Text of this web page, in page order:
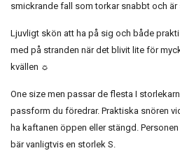
smickrande fall som torkar snabbt och är
Ljuvligt skön att ha på sig och både
med på stranden när det blivit lite för
kvällen ☼
One size men passar de flesta I
passform du föredrar. Praktiska snören
ha kaftanen öppen eller stängd.
bär vanligtvis en storlek S.